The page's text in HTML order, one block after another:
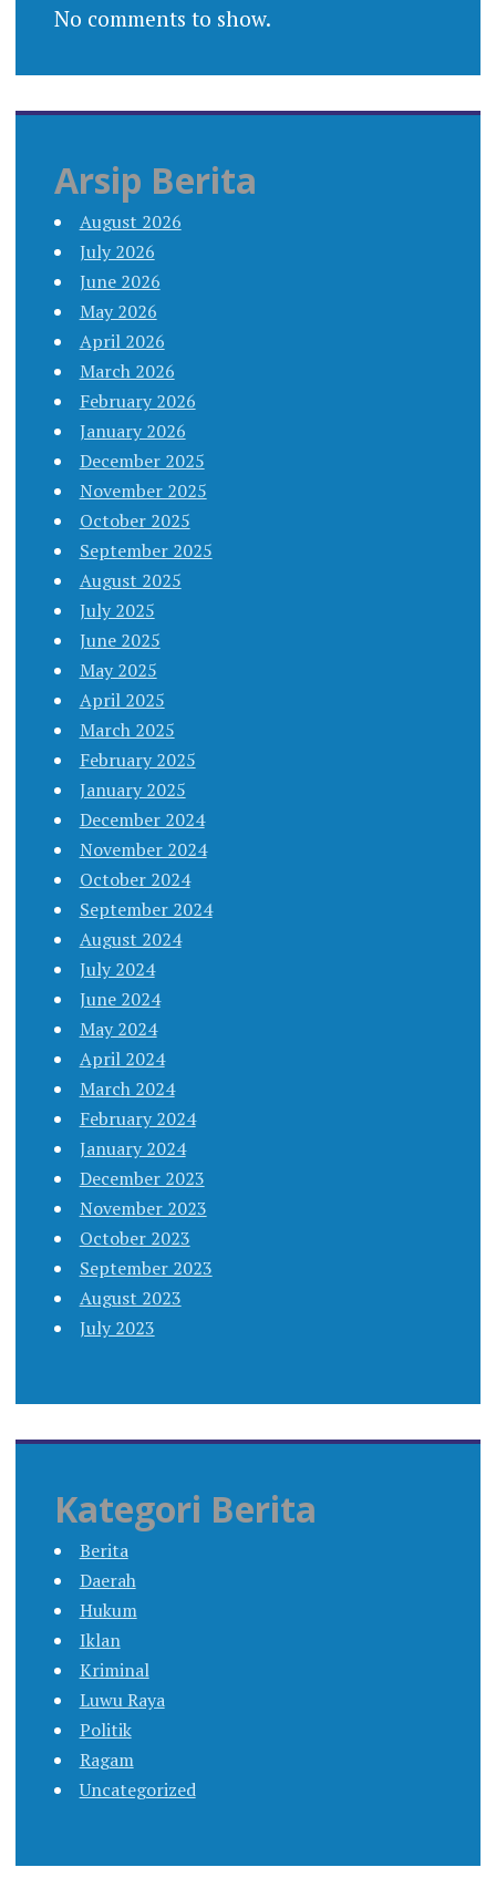
No comments to show.
Arsip Berita
August 2026
July 2026
June 2026
May 2026
April 2026
March 2026
February 2026
January 2026
December 2025
November 2025
October 2025
September 2025
August 2025
July 2025
June 2025
May 2025
April 2025
March 2025
February 2025
January 2025
December 2024
November 2024
October 2024
September 2024
August 2024
July 2024
June 2024
May 2024
April 2024
March 2024
February 2024
January 2024
December 2023
November 2023
October 2023
September 2023
August 2023
July 2023
Kategori Berita
Berita
Daerah
Hukum
Iklan
Kriminal
Luwu Raya
Politik
Ragam
Uncategorized